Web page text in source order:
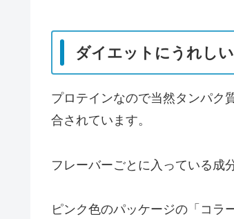
ダイエットにうれし
プロテインなので当然タンパク
合されています。
フレーバーごとに入っている成
ピンク色のパッケージの「コラ